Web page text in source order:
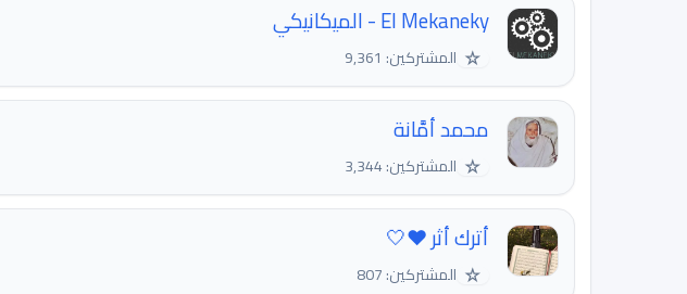
El Mekaneky - الميكانيكي
☆ المشتركين: 9,361
محمد أمَّانة
☆ المشتركين: 3,344
أترك أثر ❤🤍
☆ المشتركين: 807